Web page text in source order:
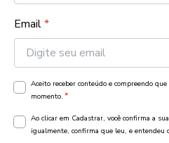
Email*
Aceito receber conteúdo e compreendo
momento. *
Ao clicar em Cadastrar, você confirma a
igualmente, confirma que leu, e entendeu